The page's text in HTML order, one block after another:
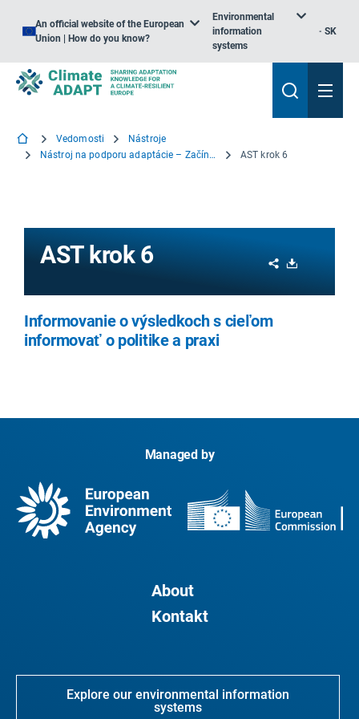
An official website of the European
Union | How do you know?
Environmental
information
systems
SK
Vedomosti
Nástroje
Nástroj na podporu adaptácie – Začíname
AST krok 6
AST krok 6 Share
Informovanie o výsledkoch s cieľom
informovať o politike a praxi
Managed by
About
Kontakt
Explore our environmental information
systems